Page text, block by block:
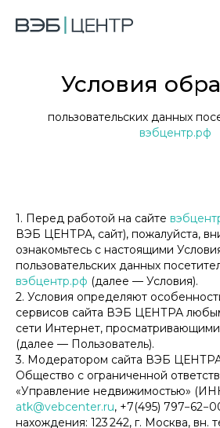
Условия
пользовательских данных
вэбцентр.рф
1. Перед работой на сайте
ВЭБ ЦЕНТРА, сайт), пожалуйста,
ознакомьтесь с настоящими
пользовательских данных
вэбцентр.рф (далее — Условия).
2. Условия определяют
сервисов сайта ВЭБ ЦЕНТРА
сети Интернет,
(далее — Пользователь).
3. Модератором сайта ВЭБ ЦЕНТРА
Общество с ограниченной
«Управление недвижимостью»
atk@vebcenter.ru, +7(495)
нахождения: 123 242, г. Москва, вн.